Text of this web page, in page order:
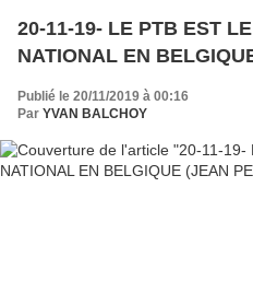
20-11-19- LE PTB EST
NATIONAL EN
Publié le 20/11/2019 à 00:16
Par YVAN BALCHOY